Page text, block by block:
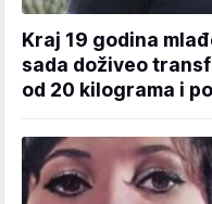
Kraj 19 godina
sada doživeo
od 20 kilograma i